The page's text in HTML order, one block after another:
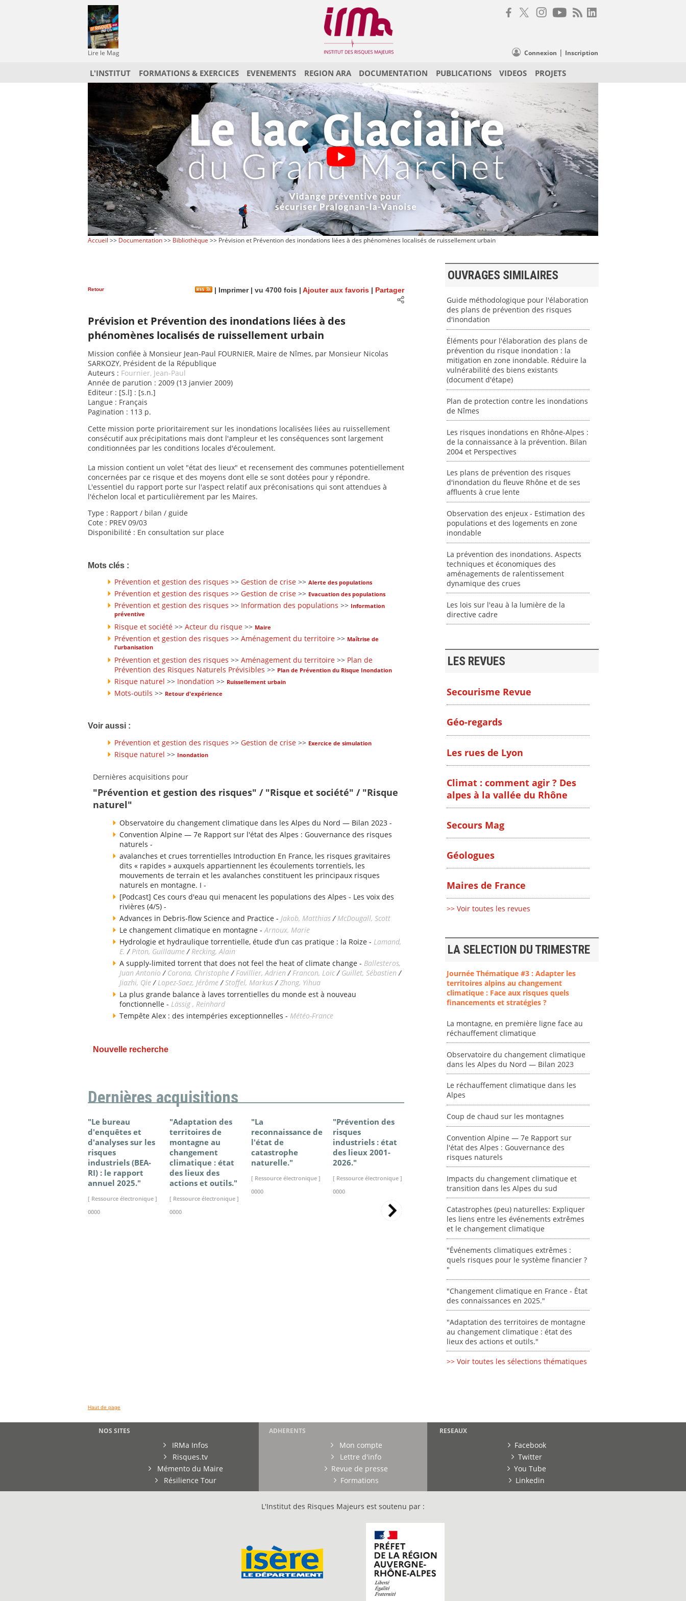
Lire le Mag Connexion | Inscription
L'INSTITUT FORMATIONS & EXERCICES EVENEMENTS REGION ARA DOCUMENTATION PUBLICATIONS VIDEOS PROJETS
Accueil >> Documentation>> Bibliothèque >> Prévision et Prévention des inondations liées à des phénomènes localisés de ruissellement urbain
Retour Imprimer| vu 4700 fois | Ajouter aux favoris Partager
Prévision et Prévention des inondations liées à des
phénomènes localisés de ruissellement urbain
Mission confiée à Monsieur Jean-Paul FOURNIER, Maire de Nîmes, par Monsieur Nicolas
SARKOZY, Président de la République
Auteurs : Fournier, Jean-Paul
Année de parution : 2009 (13 janvier 2009)
Editeur : [S.l] : [s.n.]
Langue : Français
Pagination : 113 p.
Cette mission porte prioritairement sur les inondations localisées liées au ruissellement
consécutif aux précipitations mais dont l'ampleur et les conséquences sont largement
conditionnées par les conditions locales d'écoulement.
La mission contient un volet "état des lieux" et recensement des communes potentiellement
concernées par ce risque et des moyens dont elle se sont dotées pour y répondre.
L'essentiel du rapport porte sur l'aspect relatif aux préconisations qui sont attendues à
l'échelon local et particulièrement par les Maires.
Type : Rapport / bilan / guide
Cote : PREV 09/03
Disponibilité : En consultation sur place
Mots clés :
Prévention et gestion des risques >> Gestion de crise >> Alerte des populations
Prévention et gestion des risques >> Gestion de crise >> Evacuation des populations
Prévention et gestion des risques >> Information des populations >> Information
préventive
Risque et société >> Acteur du risque >> Maire
Prévention et gestion des risques >> Aménagement du territoire >> Maîtrise de
l'urbanisation
Prévention et gestion des risques >> Aménagement du territoire >> Plan de
Prévention des Risques Naturels Prévisibles >> Plan de Prévention du Risque Inondation
Risque naturel >> Inondation >> Ruissellement urbain
Mots-outils >> Retour d'expérience
Voir aussi :
Prévention et gestion des risques >> Gestion de crise >> Exercice de simulation
Risque naturel >> Inondation
Dernières acquisitions pour
"Prévention et gestion des risques" / "Risque et société" / "Risque
naturel"
Observatoire du changement climatique dans les Alpes du Nord — Bilan 2023 -
Convention Alpine — 7e Rapport sur l'état des Alpes : Gouvernance des risques
naturels -
avalanches et crues torrentielles Introduction En France, les risques gravitaires
dits « rapides » auxquels appartiennent les écoulements torrentiels, les
mouvements de terrain et les avalanches constituent les principaux risques
naturels en montagne. I -
[Podcast] Ces cours d'eau qui menacent les populations des Alpes - Les voix des
rivières (4/5) -
Advances in Debris-flow Science and Practice - Jakob, Matthias / McDougall, Scott
Le changement climatique en montagne - Arnoux, Marie
Hydrologie et hydraulique torrentielle, étude d’un cas pratique : la Roize - Lamand,
E. / Piton, Guillaume / Recking, Alain
A supply-limited torrent that does not feel the heat of climate change - Ballesteros,
Juan Antonio / Corona, Christophe / Favillier, Adrien / Francon, Loïc / Guillet, Sébastien /
Jiazhi, Qie / Lopez-Saez, Jérôme /Stoffel, Markus /Zhong, Yihua
La plus grande balance à laves torrentielles du monde est à nouveau
fonctionnelle - Lässig , Reinhard
Tempête Alex : des intempéries exceptionnelles - Météo-France
Nouvelle recherche
Dernières acquisitions
"Le bureau
d'enquêtes et
d'analyses sur les
risques
industriels (BEA-
RI) : le rapport
annuel 2025."
[ Ressource électronique ]
0000
"Adaptation des
territoires de
montagne au
changement
climatique : état
des lieux des
actions et outils."
[ Ressource électronique ]
0000
"La
reconnaissance de
l'état de
catastrophe
naturelle."
[ Ressource électronique ]
0000
"Prévention des
risques
industriels : état
des lieux 2001-
2026."
[ Ressource électronique ]
0000
"Changement
France - État des
connaissances en
[ Ressource électronique ]
"Plan ministériel
vagues de
chaleur."
[ Ressource électronique ]
0000
OUVRAGES SIMILAIRES
Guide méthodologique pour l'élaboration
des plans de prévention des risques
d'inondation
Éléments pour l'élaboration des plans de
prévention du risque inondation : la
mitigation en zone inondable. Réduire la
vulnérabilité des biens existants
(document d'étape)
Plan de protection contre les inondations
de Nîmes
Les risques inondations en Rhône-Alpes :
de la connaissance à la prévention. Bilan
2004 et Perspectives
Les plans de prévention des risques
d'inondation du fleuve Rhône et de ses
affluents à crue lente
Observation des enjeux - Estimation des
populations et des logements en zone
inondable
La prévention des inondations. Aspects
techniques et économiques des
aménagements de ralentissement
dynamique des crues
Les lois sur l'eau à la lumière de la
directive cadre
LES REVUES
Secourisme Revue
Géo-regards
Les rues de Lyon
Climat : comment agir ? Des
alpes à la vallée du Rhône
Secours Mag
Géologues
Maires de France
>> Voir toutes les revues
LA SELECTION DU TRIMESTRE
Journée Thématique #3 : Adapter les
territoires alpins au changement
climatique : Face aux risques quels
financements et stratégies ?
La montagne, en première ligne face au
réchauffement climatique
Observatoire du changement climatique
dans les Alpes du Nord — Bilan 2023
Le réchauffement climatique dans les
Alpes
Coup de chaud sur les montagnes
Convention Alpine — 7e Rapport sur
l'état des Alpes : Gouvernance des
risques naturels
Impacts du changement climatique et
transition dans les Alpes du sud
Catastrophes (peu) naturelles: Expliquer
les liens entre les événements extrêmes
et le changement climatique
"Événements climatiques extrêmes :
quels risques pour le système financier ?
"
"Changement climatique en France - État
des connaissances en 2025."
"Adaptation des territoires de montagne
au changement climatique : état des
lieux des actions et outils."
>> Voir toutes les sélections thématiques
Haut de page
NOS SITES
IRMa Infos
Risques.tv
Mémento du Maire
Résilience Tour
ADHERENTS
Mon compte
Lettre d'info
Revue de presse
Formations
RESEAUX
Facebook
Twitter
You Tube
Linkedin
L'Institut des Risques Majeurs est soutenu par :